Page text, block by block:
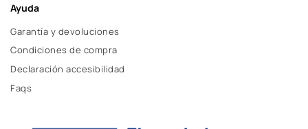
Ayuda
Garantía y devoluciones
Condiciones de compra
Declaración accesibilidad
Faqs